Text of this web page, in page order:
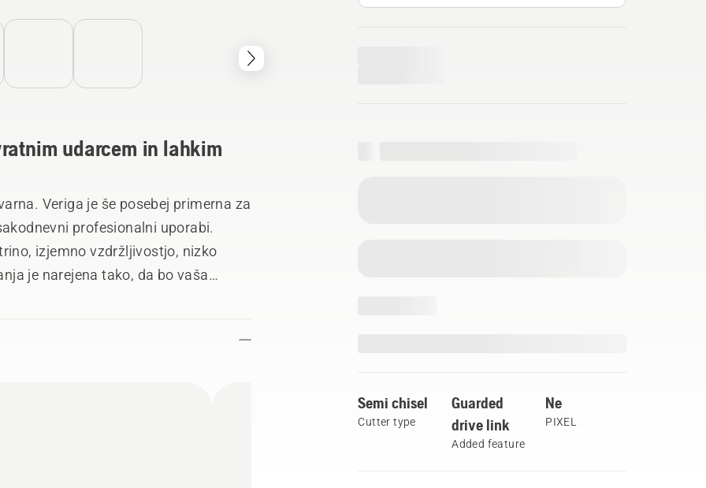
Semi chisel
Cutter type
Guarded
drive link
Added feature
Ne
PIXEL
udarcem in lahkim
Veriga je še posebej primerna za
profesionalni uporabi.
izjemno vzdržljivostjo, nizko
je narejena tako, da bo vaša